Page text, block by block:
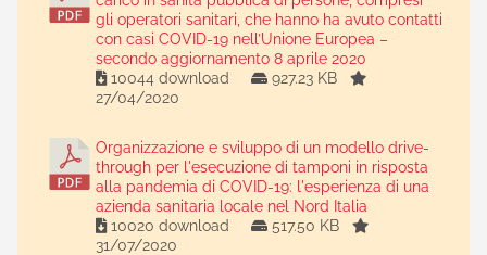
gli operatori sanitari, che hanno ha avuto contatti
con casi COVID-19 nell’Unione Europea –
secondo aggiornamento 8 aprile 2020
10044 download
927.23 KB
27/04/2020
Organizzazione e sviluppo di un modello drive-
through per l'esecuzione di tamponi in risposta
alla pandemia di COVID-19: l'esperienza di una
azienda sanitaria locale nel Nord Italia
10020 download
517.50 KB
31/07/2020